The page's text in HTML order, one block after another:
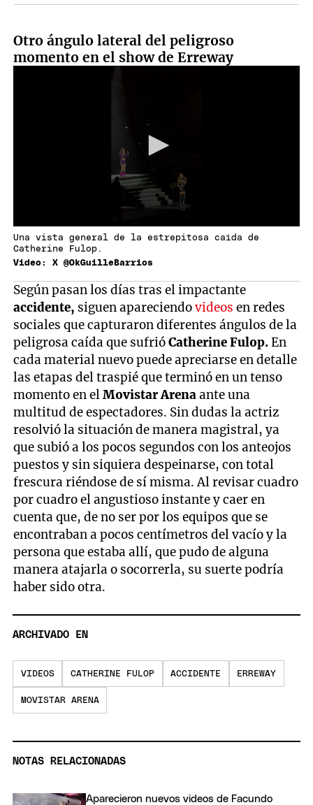
Otro ángulo lateral del peligroso
momento en el show de Erreway
Una vista general de la estrepitosa caída de
Catherine Fulop.
Video: X @OkGuilleBarrios
Según pasan los días tras el impactante
accidente, siguen apareciendovideos en redes
sociales que capturaron diferentes ángulos de la
peligrosa caída que sufrióCatherine Fulop.En
cada material nuevo puede apreciarse en detalle
las etapas del traspié que terminó en un tenso
momento en elMovistar Arenaante una
multitud de espectadores. Sin dudas la actriz
resolvió la situación de manera magistral, ya
que subió a los pocos segundos con los anteojos
puestos y sin siquiera despeinarse, con total
frescura riéndose de sí misma. Al revisar cuadro
por cuadro el angustioso instante y caer en
cuenta que, de no ser por los equipos que se
encontraban a pocos centímetros del vacío y la
persona que estaba allí, que pudo de alguna
manera atajarla o socorrerla, su suerte podría
haber sido otra.
ARCHIVADO EN
VIDEOS CATHERINE FULOP ACCIDENTE ERREWAY
MOVISTAR ARENA
NOTAS RELACIONADAS
Aparecieron nuevos videos de Facundo